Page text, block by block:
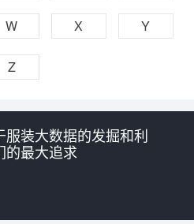
W X Y
Z
装大数据的发掘和利
的最大追求